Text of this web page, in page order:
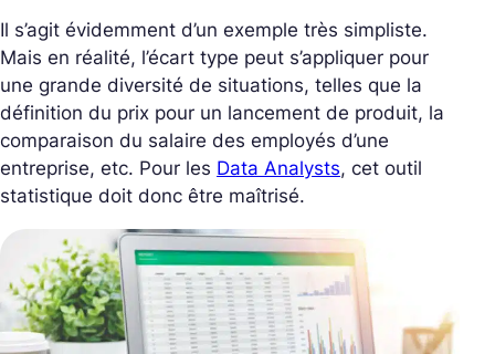
Il s’agit évidemment d’un exemple très simpliste.
Mais en réalité, l’écart type peut s’appliquer pour
une grande diversité de situations, telles que la
définition du prix pour un lancement de produit, la
comparaison du salaire des employés d’une
entreprise, etc. Pour les Data Analysts, cet outil
statistique doit donc être maîtrisé.